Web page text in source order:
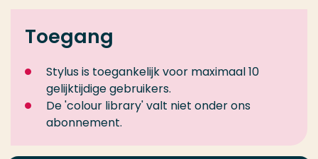
Toegang
Stylus is toegankelijk voor maximaal 10
gelijktijdige gebruikers.
De 'colour library' valt niet onder ons
abonnement.